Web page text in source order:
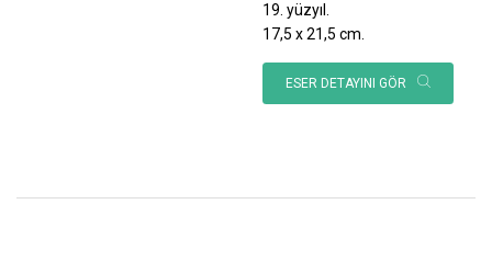
19. yüzyıl.
17,5 x 21,5 cm.
ESER DETAYINI GÖR